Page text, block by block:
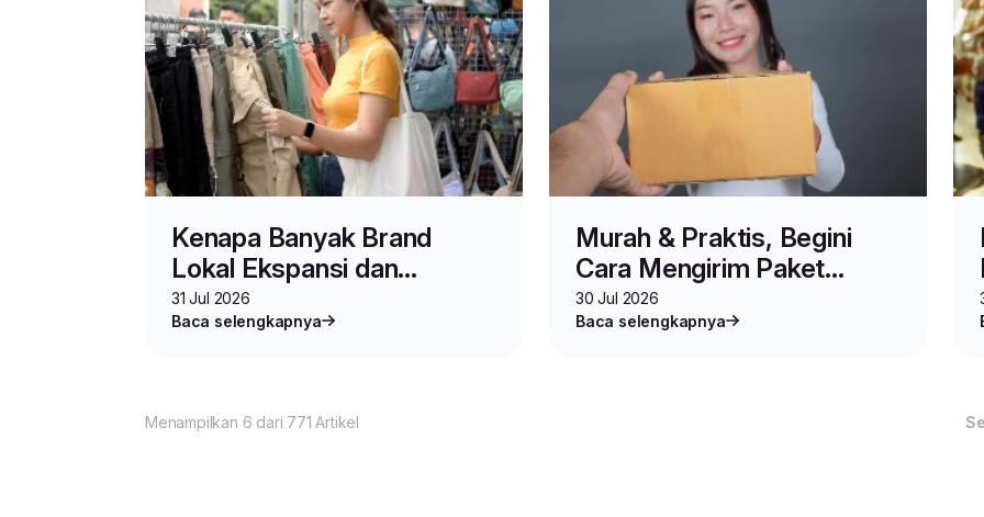
Kenapa Banyak Brand
Lokal Ekspansi dan
Berjualan di Malaysia?
31 Jul 2026
Baca selengkapnya
Murah & Praktis, Begini
Cara Mengirim Paket
Online Shop via MINIPACK
30 Jul 2026
Baca selengkapnya
Menampilkan 6 dari 771 Artikel